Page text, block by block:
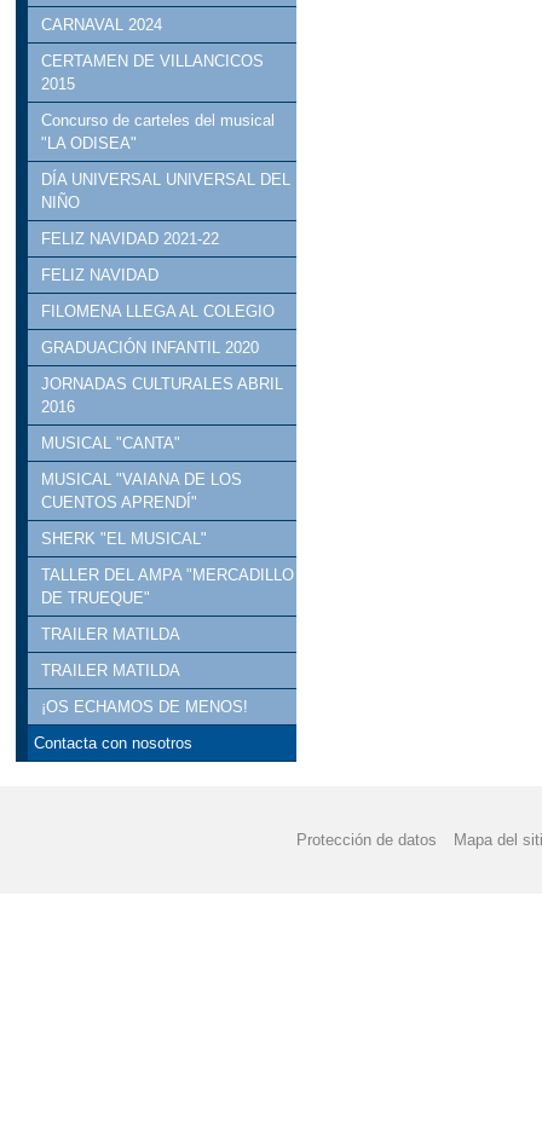
CARNAVAL 2024
CERTAMEN DE VILLANCICOS
2015
Concurso de carteles del musical
"LA ODISEA"
DÍA UNIVERSAL UNIVERSAL DEL
NIÑO
FELIZ NAVIDAD 2021-22
FELIZ NAVIDAD
FILOMENA LLEGA AL COLEGIO
GRADUACIÓN INFANTIL 2020
JORNADAS CULTURALES ABRIL
2016
MUSICAL "CANTA"
MUSICAL "VAIANA DE LOS
CUENTOS APRENDÍ"
SHERK "EL MUSICAL"
TALLER DEL AMPA "MERCADILLO
DE TRUEQUE"
TRAILER MATILDA
TRAILER MATILDA
¡OS ECHAMOS DE MENOS!
Contacta con nosotros
Protección de datos Mapa del